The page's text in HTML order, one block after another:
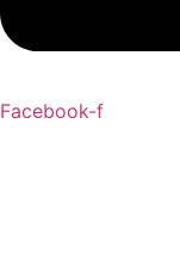
Facebook-f